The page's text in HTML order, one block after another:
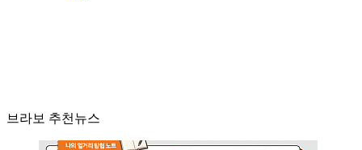
브라보 추천뉴스